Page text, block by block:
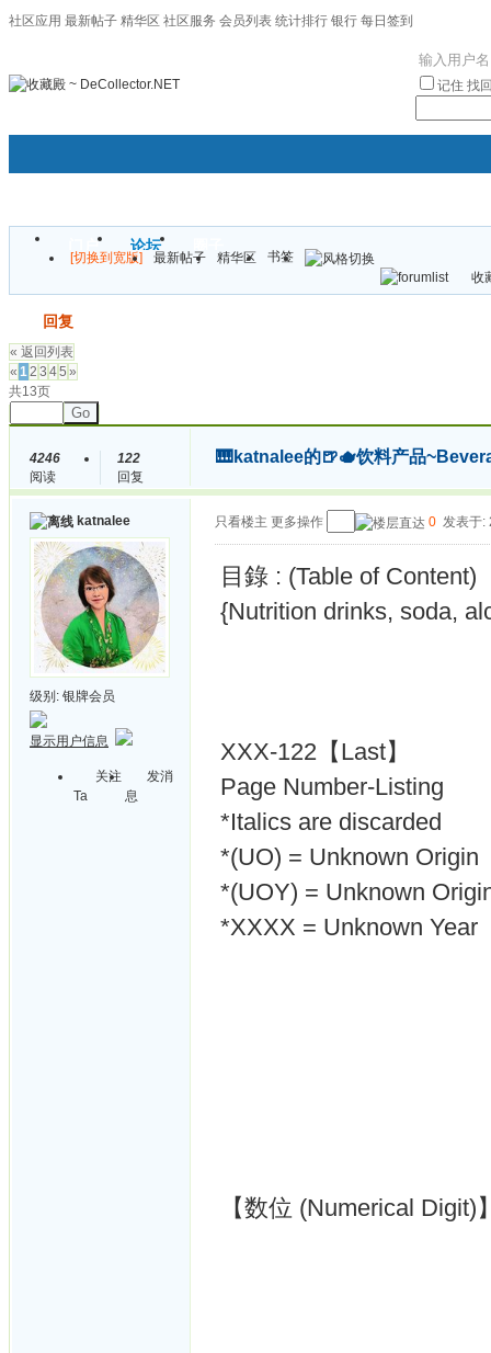
社区应用 最新帖子 精华区 社区服务 会员列表 统计排行 银行 每日签到
记住 找
门户 论坛
[切换到宽版] 最新帖子 精华区
书签
收
回复
« 返回列表
« 12 3 45 »
共13页
Go
4246
阅读
122
回复
🎹katnalee的🍺🫖饮料产品
katnalee
级别: 银牌会员
显示用户信息
关注
Ta
发消
息
只看楼主 更多操作 0 发表于:
目錄 : (Table of Content)
{Nutrition drinks, soda,
XXX-122【Last】
Page Number-Listing
*Italics are discarded
*(UO) = Unknown Origin
*(UOY) = Unknown
*XXXX = Unknown Year
【数位 (Numerical Digit)